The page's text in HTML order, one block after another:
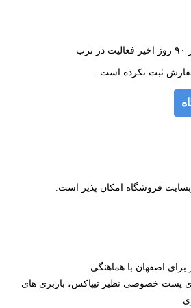
ثبت نکرده است.
فروشگاه امکان پذیر است.
برای اصفهان با هماهنگی
پست خصوصی نظیر تیپاکس، باربری های